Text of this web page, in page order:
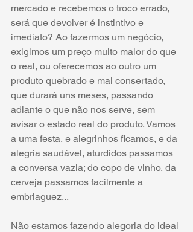
mercado e recebemos o troco errado,
será que devolver é instintivo e
imediato? Ao fazermos um negócio,
exigimos um preço muito maior do que
o real, ou oferecemos ao outro um
produto quebrado e mal consertado,
que durará uns meses, passando
adiante o que não nos serve, sem
avisar o estado real do produto. Vamos
a uma festa, e alegrinhos ficamos, e da
alegria saudável, aturdidos passamos
a conversa vazia; do copo de vinho, da
cerveja passamos facilmente a
embriaguez...
Não estamos fazendo alegoria do ideal